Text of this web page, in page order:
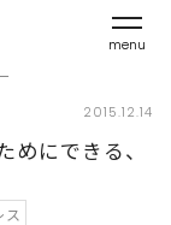
menu
2015.12.14
にできる、